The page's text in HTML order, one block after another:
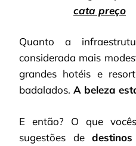
cata preço
Quanto a
considerada mais
grandes hotéis e
badalados. A beleza
E então? O que
sugestões de